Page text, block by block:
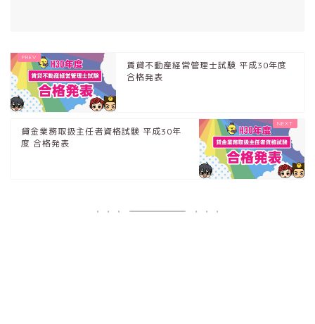
賃貸不動産経営管理士試験 平成30年度
合格発表
貸金業務取扱主任者資格試験 平成30年
度 合格発表